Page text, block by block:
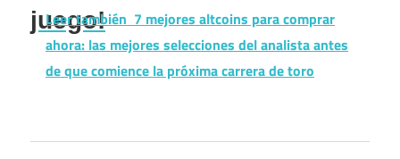
juego!
Leer también 7 mejores altcoins para comprar
ahora: las mejores selecciones del analista antes
de que comience la próxima carrera de toro